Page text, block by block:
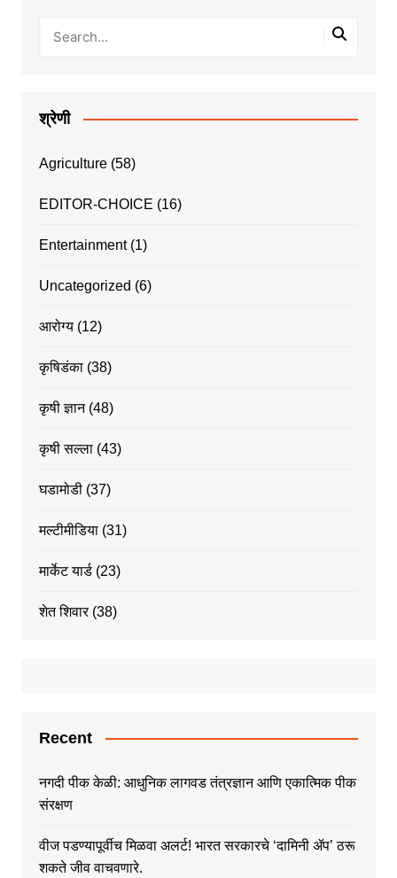
श्रेणी
Agriculture(58)
EDITOR-CHOICE (16)
Entertainment(1)
Uncategorized (6)
आरोग्य(12)
कृषिडंका(38)
कृषी ज्ञान(48)
कृषी सल्ला(43)
घडामोडी(37)
मल्टीमीडिया(31)
मार्केट यार्ड(23)
शेत शिवार(38)
Recent
नगदी पीक केळी: आधुनिक लागवड तंत्रज्ञान आणि एकात्मिक पीक
संरक्षण
वीज पडण्यापूर्वीच मिळवा अलर्ट! भारत सरकारचे ‘दामिनी ॲप’ ठरू
शकते जीव वाचवणारे.